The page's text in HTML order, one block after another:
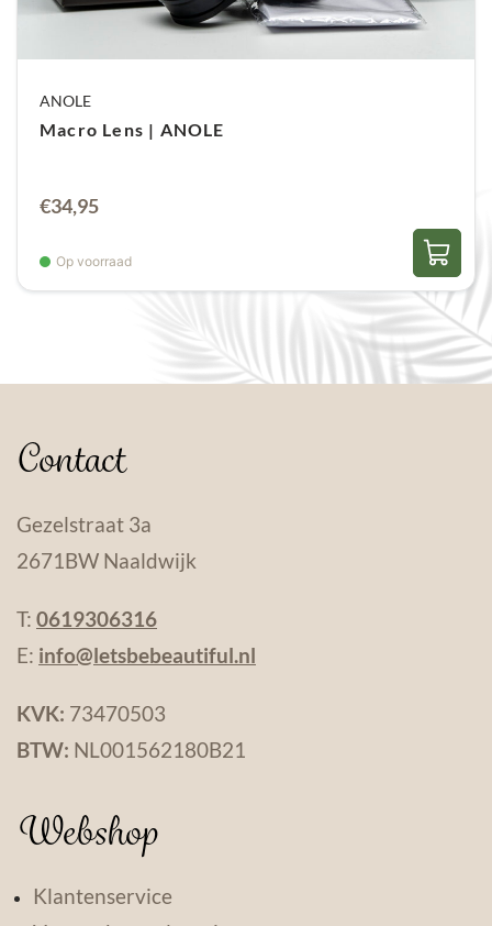
ANOLE
Macro Lens | ANOLE
€34,95
Op voorraad
Contact
Gezelstraat 3a
2671BW Naaldwijk
T: 0619306316
E: info@letsbebeautiful.nl
KVK: 73470503
BTW: NL001562180B21
Webshop
Klantenservice